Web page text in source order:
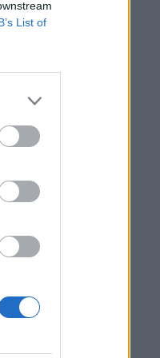
List of
όποιο φόβο και τον κάνω
HOLLYWOOD
αδέλφια του Μπραντ Πιτ
που επέλεξαν μια αλλιώτικη
ζωή! Με τι ασχολούνται
SHOWBIZ
με χαμόγελο
SHOWBIZ